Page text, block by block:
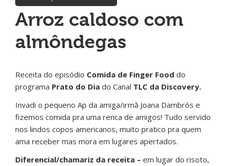
Arroz caldoso com
almôndegas
Receita do episódio Comida de Finger Food do
programa Prato do Dia do Canal TLC da Discovery.
Invadi o pequeno Ap da amiga/irmã Joana Dambrós e
fizemos comida pra uma renca de amigos! Tudo servido
nos lindos copos americanos, muito pratico pra quem
ama receber mas mora em lugares apertados.
Diferencial/chamariz da receita – em lugar do risoto,